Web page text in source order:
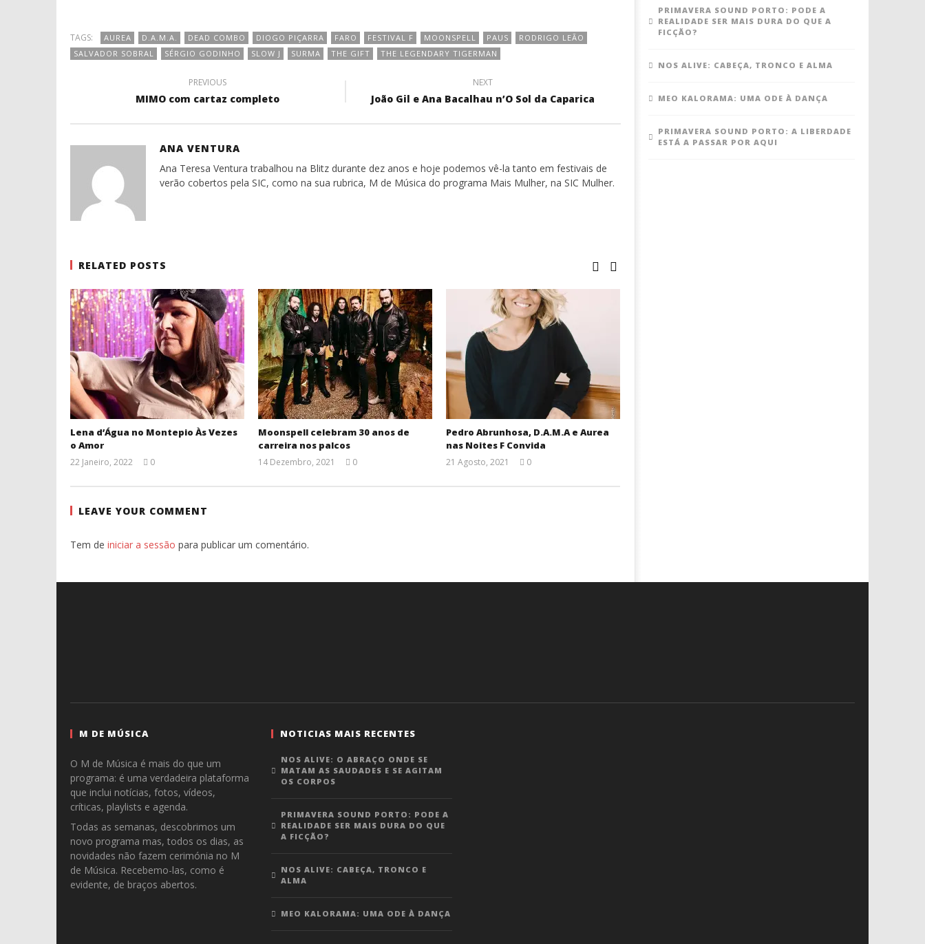
TAGS: AUREA D.A.M.A. DEAD COMBO DIOGO PIÇARRA FARO FESTIVAL F MOONSPELL PAUS
RODRIGO LEÃO
SALVADOR SOBRAL
SÉRGIO GODINHO SLOW J SURMA THE GIFT THE LEGENDARY TIGERMAN
PREVIOUS
MIMO com cartaz completo
NEXT
João Gil e Ana Bacalhau n’O Sol da Caparica
ANA VENTURA
Ana Teresa Ventura trabalhou na Blitz durante dez anos e hoje podemos vê-la tanto em festivais de
verão cobertos pela SIC, como na sua rubrica, M de Música do programa Mais Mulher, na SIC Mulher.
RELATED POSTS
Lena d’Água no Montepio Às Vezes
o Amor
22 Janeiro, 2022
Ventura
0
Moonspell celebram 30 anos de
carreira nos palcos
14 Dezembro, 2021
Ventura
0
Pedro Abrunhosa, D.A.M.A e Aurea
nas Noites F Convida
21 Agosto, 2021
Ventura
0
LEAVE YOUR COMMENT
Tem de iniciar a sessão para publicar um comentário.
PRIMAVERA SOUND PORTO: PODE A
REALIDADE SER MAIS DURA DO QUE A
FICÇÃO?
NOS ALIVE: CABEÇA, TRONCO E ALMA
MEO KALORAMA: UMA ODE À DANÇA
PRIMAVERA SOUND PORTO: A LIBERDADE
ESTÁ A PASSAR POR AQUI
M DE MÚSICA
O M de Música é mais do que um
programa: é uma verdadeira plataforma
que inclui notícias, fotos, vídeos,
críticas, playlists e agenda.
Todas as semanas, descobrimos um
novo programa mas, todos os dias, as
novidades não fazem cerimónia no M
de Música. Recebemo-las, como é
evidente, de braços abertos.
NOTICIAS MAIS RECENTES
NOS ALIVE: O ABRAÇO ONDE SE
MATAM AS SAUDADES E SE AGITAM
OS CORPOS
PRIMAVERA SOUND PORTO: PODE A
REALIDADE SER MAIS DURA DO QUE
A FICÇÃO?
NOS ALIVE: CABEÇA, TRONCO E
ALMA
MEO KALORAMA: UMA ODE À DANÇA